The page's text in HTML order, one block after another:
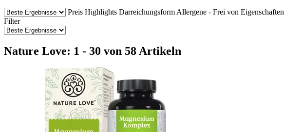
Preis Highlights Darreichungsform Allergene - Frei von Eigenschaften
Filter
Nature Love: 1 - 30 von 58 Artikeln